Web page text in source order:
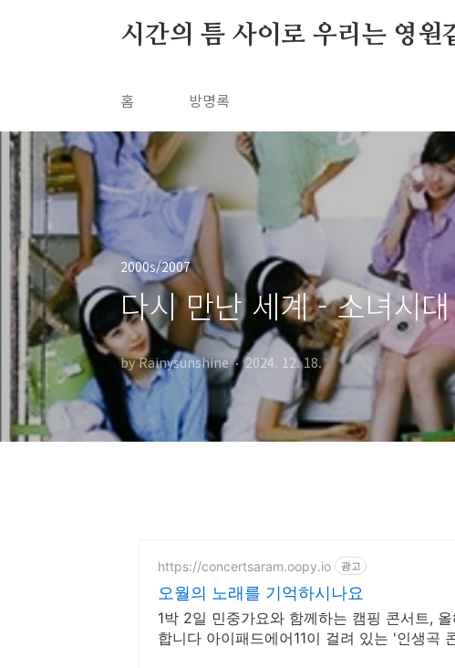
시간의 틈 사이로 우리는 영원
홈 방명록
2000s/2007
다시 만난 세계 - 소녀시
by Rainysunshine 2024. 12. 18.
https://concertsaram.oopy.io 광고
오월의 노래를 기억하시나요
1박 2일 민중가요와 함께하는 캠핑 콘서트,
합니다 아이패드에어11이 걸려 있는 '인생곡